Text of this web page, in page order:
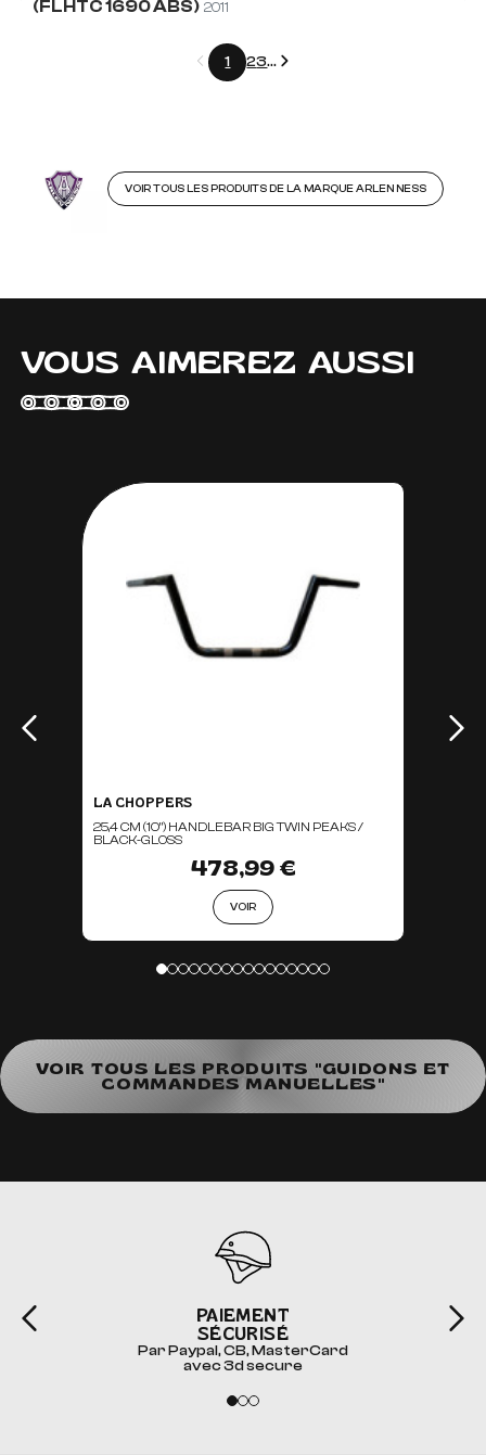
(FLHTC 1690 ABS) 2011
Précédent
1 23... Suivant
VOIR TOUS LES PRODUITS DE LA MARQUE ARLEN NESS
VOUS AIMEREZ AUSSI
LA CHOPPERS
25,4 CM (10") HANDLEBAR BIG TWIN PEAKS /
BLACK-GLOSS
478,99 €
VOIR
VOIR TOUS LES PRODUITS "GUIDONS ET
COMMANDES MANUELLES"
PAIEMENT
SÉCURISÉ
Par Paypal, CB, MasterCard
avec 3d secure